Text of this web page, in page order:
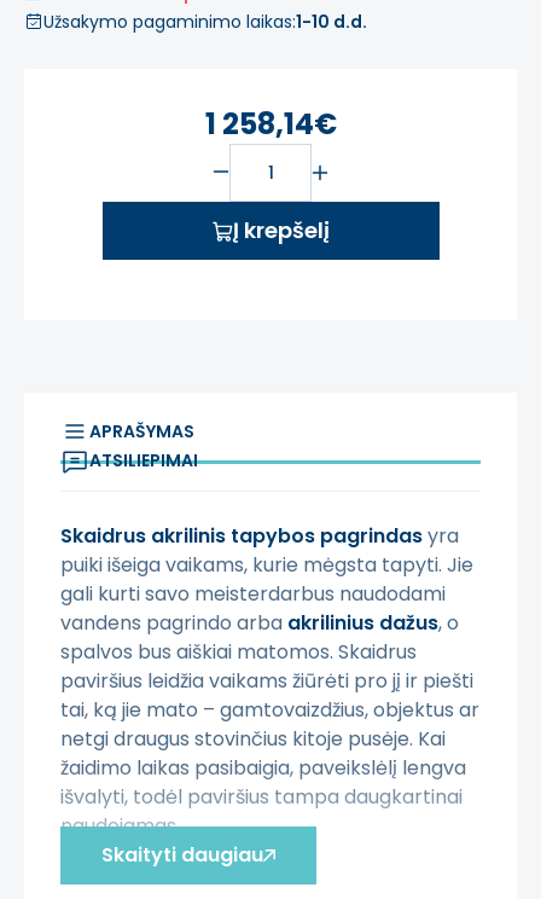
Užsakymo pagaminimo laikas:1-10 d.d.
1 258,14€
Į krepšelį
APRAŠYMAS
ATSILIEPIMAI
Skaidrus akrilinis tapybos pagrindasyra
puiki išeiga vaikams, kurie mėgsta tapyti. Jie
gali kurti savo meisterdarbus naudodami
vandens pagrindo arba akrilinius dažus, o
spalvos bus aiškiai matomos. Skaidrus
paviršius leidžia vaikams žiūrėti pro jį ir piešti
tai, ką jie mato – gamtovaizdžius, objektus ar
netgi draugus stovinčius kitoje pusėje. Kai
žaidimo laikas pasibaigia, paveikslėlį lengva
išvalyti, todėl paviršius tampa daugkartinai
naudojamas.
Skaityti daugiau